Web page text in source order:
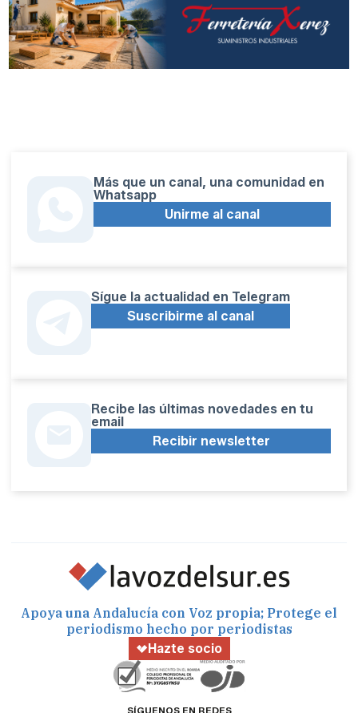
Más que un canal, una comunidad en
Whatsapp
Unirme al canal
Sígue la actualidad en Telegram
Suscribirme al canal
Recibe las últimas novedades en tu
email
Recibir newsletter
Apoya una Andalucía con Voz propia; Protege el
periodismo hecho por periodistas
Hazte socio
SÍGUENOS EN REDES